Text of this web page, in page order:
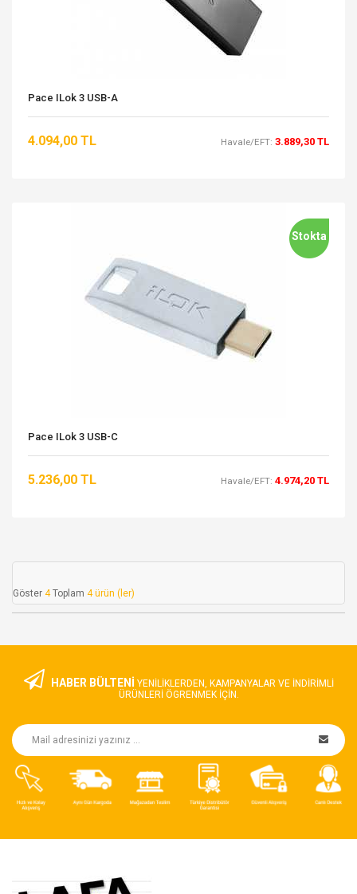
Pace ILok 3 USB-A
4.094,00 TL Havale/EFT: 3.889,30 TL
Stokta
Pace ILok 3 USB-C
5.236,00 TL Havale/EFT: 4.974,20 TL
Göster 4Toplam 4 ürün (ler)
HABER BÜLTENİ YENILIKLERDEN, KAMPANYALAR VE INDIRIMLI
ÜRÜNLERI ÖGRENMEK IÇIN.